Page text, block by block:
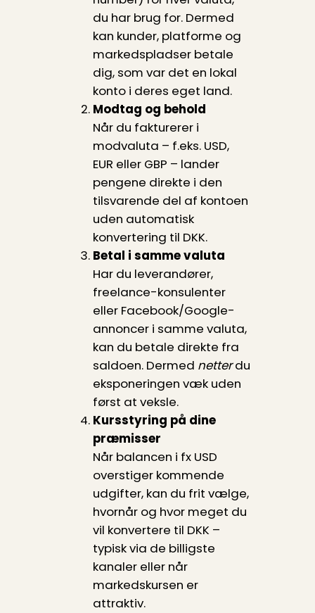
du har brug for. Dermed
kan kunder, platforme og
markedspladser betale
dig, som var det en lokal
konto i deres eget land.
Modtag og behold
Når du fakturerer i
modvaluta – f.eks. USD,
EUR eller GBP – lander
pengene direkte i den
tilsvarende del af kontoen
uden automatisk
konvertering til DKK.
Betal i samme valuta
Har du leverandører,
freelance-konsulenter
eller Facebook/Google-
annoncer i samme valuta,
kan du betale direkte fra
saldoen. Dermed netterdu
eksponeringen væk uden
først at veksle.
Kursstyring på dine
præmisser
Når balancen i fx USD
overstiger kommende
udgifter, kan du frit vælge,
hvornår og hvor meget du
vil konvertere til DKK –
typisk via de billigste
kanaler eller når
markedskursen er
attraktiv.